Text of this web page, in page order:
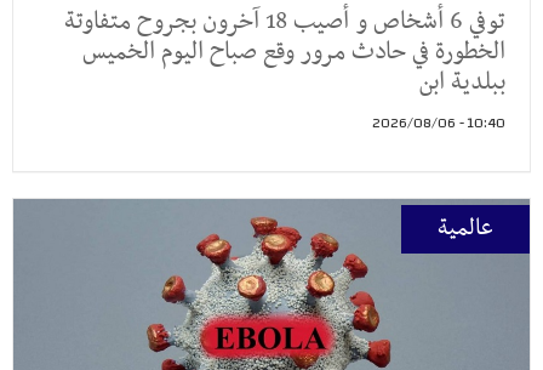
توفي 6 أشخاص و أصيب 18 آخرون بجروح متفاوتة
الخطورة في حادث مرور وقع صباح اليوم الخميس
ببلدية ابن
10:40 - 2026/08/06
عالمية